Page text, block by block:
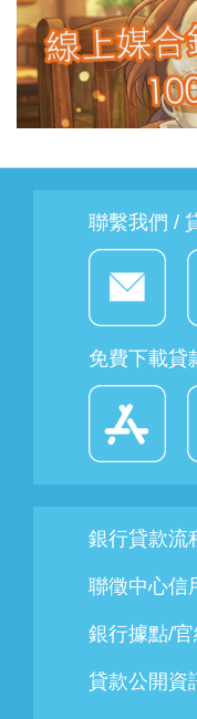
聯繫我們 /
免費下載貸
銀行貸款流
聯徵中心信
銀行據點/
貸款公開資